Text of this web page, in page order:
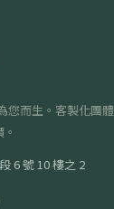
您而生。客製化團體
6 號 10 樓之 2